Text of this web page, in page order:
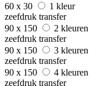
60 x 30
1 kleur
zeefdruk transfer
90 x 150
2 kleuren
zeefdruk transfer
90 x 150
3 kleuren
zeefdruk transfer
90 x 150
4 kleuren
zeefdruk transfer